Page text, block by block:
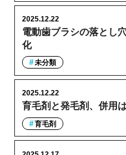
電動歯ブラシの落とし
化
2025.12.22
未分類
育毛剤と発毛剤、併用
2025.12.22
育毛剤